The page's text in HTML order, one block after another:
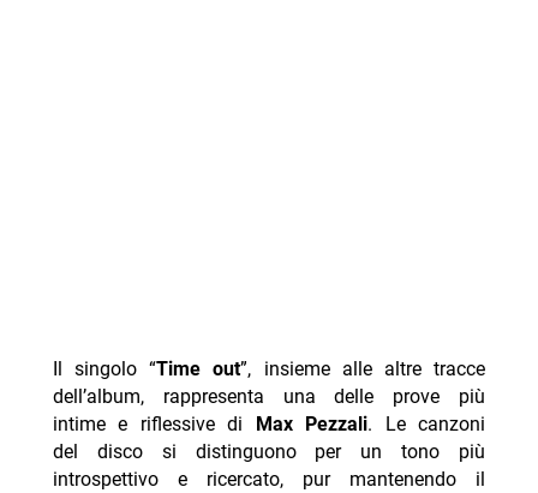
Il singolo “Time out”, insieme alle altre tracce
dell’album, rappresenta una delle prove più
intime e riflessive di
Max Pezzali. Le canzoni
del disco si distinguono per un tono più
introspettivo e ricercato, pur mantenendo il